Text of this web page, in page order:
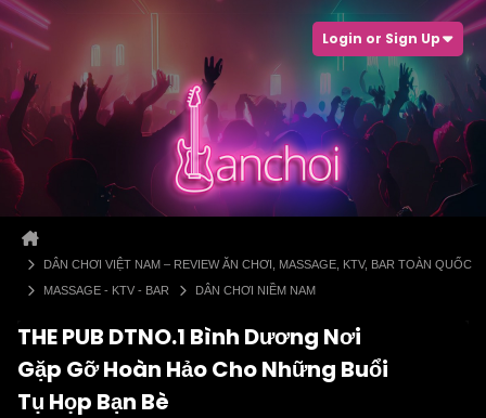
Login or Sign Up
DÂN CHƠI VIỆT NAM – REVIEW ĂN CHƠI, MASSAGE, KTV, BAR TOÀN QUỐC
MASSAGE - KTV - BAR
DÂN CHƠI NIỀM NAM
THE PUB DTNO.1 Bình Dương Nơi
Gặp Gỡ Hoàn Hảo Cho Những Buổi
Tụ Họp Bạn Bè